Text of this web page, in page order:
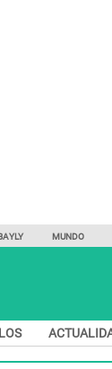
MUNDO